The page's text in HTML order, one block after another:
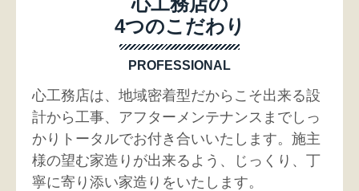
4つのこだわり
PROFESSIONAL
心工務店は、地域密着型だからこそ出来る設
計から工事、アフターメンテナンスまでしっ
かりトータルでお付き合いいたします。施主
様の望む家造りが出来るよう、じっくり、丁
寧に寄り添い家造りをいたします。